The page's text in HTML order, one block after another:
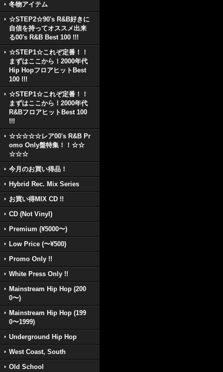
冬物アイテム
☆STEP2☆90's R&B好きに
自信を持ってオススメ出来
る00's R&B Best 100 !!!
☆STEP1☆これぞ定番！！
まずはここから！2000年代
Hip HopフロアヒットBest
100 !!!
☆STEP1☆これぞ定番！！
まずはここから！2000年代
R&BフロアヒットBest 100
!!!
☆☆☆☆☆レア00's R&B Pr
omo Only盤特集！！☆☆
☆☆☆
今月のお買い得品！
Hybrid Rec. Mix Series
お買い得MIX CD !!
CD (Not Vinyl)
Premium (¥5000〜)
Low Price (〜¥500)
Promo Only !!
White Press Only !!
Mainstream Hip Hop (200
0〜)
Mainstream Hip Hop (199
0〜1999)
Underground Hip Hop
West Coast, South
Old School